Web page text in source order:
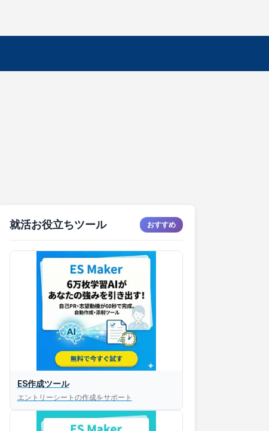
就活お役立ちツール おすすめ
ES作成ツール
エントリーシートの作成をサポート